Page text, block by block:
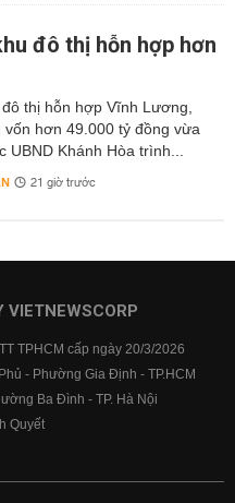
đô thị hỗn hợp hơn
đô thị hỗn hợp Vĩnh Lương,
vốn hơn 49.000 tỷ đồng vừa
UBND Khánh Hòa trình...
21 giờ trước
TPHCM cấp ngày 20/3/2026
- Phường Gia Định - TP.HCM
Ba Đình - TP. Hà Nội
Quyết